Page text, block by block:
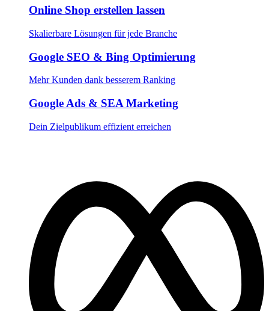
Online Shop erstellen lassen
Skalierbare Lösungen für jede Branche
Google SEO & Bing Optimierung
Mehr Kunden dank besserem Ranking
Google Ads & SEA Marketing
Dein Zielpublikum effizient erreichen